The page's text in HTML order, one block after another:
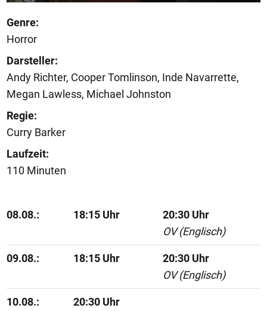
Genre:
Horror
Darsteller:
Andy Richter, Cooper Tomlinson, Inde Navarrette,
Megan Lawless, Michael Johnston
Regie:
Curry Barker
Laufzeit:
110 Minuten
08.08.: 18:15 Uhr
20:30 Uhr
OV (Englisch)
09.08.: 18:15 Uhr
20:30 Uhr
OV (Englisch)
10.08.:
20:30 Uhr